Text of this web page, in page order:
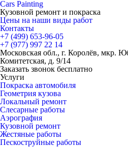
Cars Painting
Кузовной ремонт и покраска
Цены на наши виды работ
Контакты
+7 (499) 653-96-05
+7 (977) 997 22 14
Московская обл., г. Королёв, мкр.
Комитетская, д. 9/14
Заказать звонок бесплатно
Услуги
Покраска автомобиля
Геометрия кузова
Локальный ремонт
Слесарные работы
Аэрография
Кузовной ремонт
Жестяные работы
Пескоструйные работы